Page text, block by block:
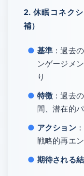
2. 休眠コネク
補）
基準 ：過去
ンゲージメ
り
特徴 ：過去
間、潜在的
アクション
戦略的再エ
期待される